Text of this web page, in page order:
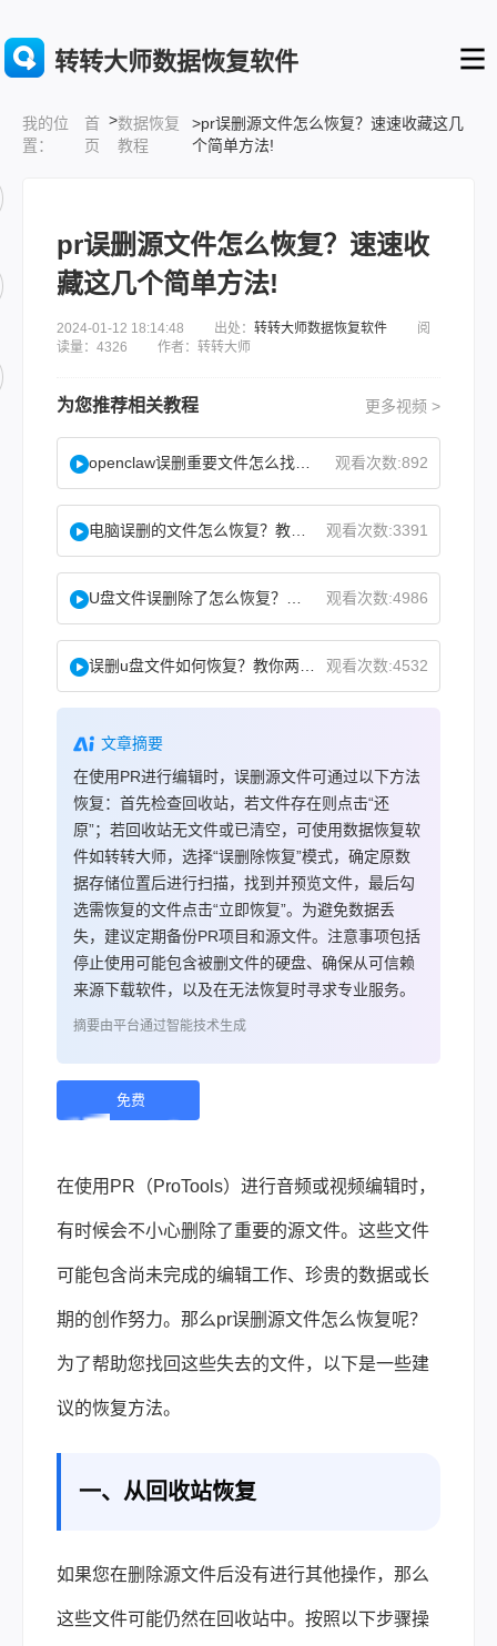
转转大师数据恢复软件
我的位
置：
首
页
>数据恢复
教程
>pr误删源文件怎么恢复？速速收藏这几
个简单方法!
pr误删源文件怎么恢复？速速收
藏这几个简单方法!
2024-01-12 18:14:48 出处： 转转大师数据恢复软件 阅
读量：4326 作者：转转大师
为您推荐相关教程 更多视频 >
观看次数:892
观看次数:3391
观看次数:4986
观看次数:4532
文章摘要
在使用PR进行编辑时，误删源文件可通过以下方法
恢复：首先检查回收站，若文件存在则点击“还
原”；若回收站无文件或已清空，可使用数据恢复软
件如转转大师，选择“误删除恢复”模式，确定原数
据存储位置后进行扫描，找到并预览文件，最后勾
选需恢复的文件点击“立即恢复”。为避免数据丢
失，建议定期备份PR项目和源文件。注意事项包括
停止使用可能包含被删文件的硬盘、确保从可信赖
来源下载软件，以及在无法恢复时寻求专业服务。
摘要由平台通过智能技术生成
免费
载 |
在使用PR（ProTools）进行音频或视频编辑时，
有时候会不小心删除了重要的源文件。这些文件
可能包含尚未完成的编辑工作、珍贵的数据或长
期的创作努力。那么pr误删源文件怎么恢复呢？
为了帮助您找回这些失去的文件，以下是一些建
议的恢复方法。
一、从回收站恢复
如果您在删除源文件后没有进行其他操作，那么
这些文件可能仍然在回收站中。按照以下步骤操